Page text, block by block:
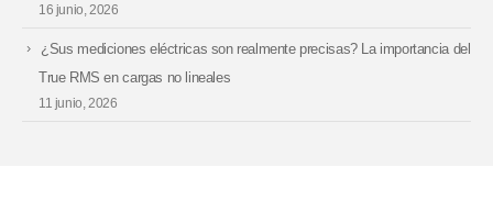
16 junio, 2026
¿Sus mediciones eléctricas son realmente precisas? La importancia del
True RMS en cargas no lineales
11 junio, 2026